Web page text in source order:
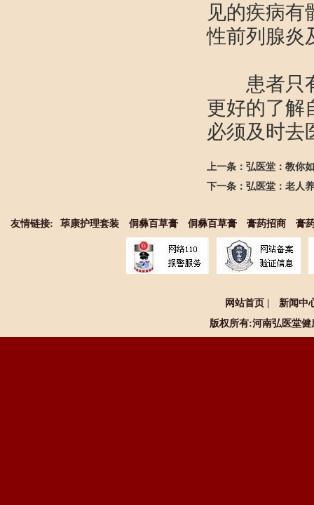
见的疾病有
性前列腺
患者只有
更好的了解
必须及时去
上一条： 弘医堂：教你
下一条： 弘医堂：老人
友情链接: 荜康护理套装 侗彝百草膏 侗彝百草膏 膏药招商 膏
网站首页
新闻中
版权所有:河南弘医堂健